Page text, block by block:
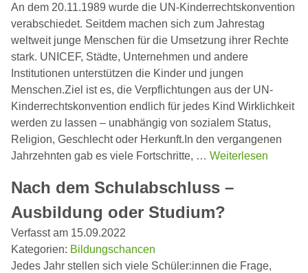
An dem 20.11.1989 wurde die UN-Kinderrechtskonvention
verabschiedet. Seitdem machen sich zum Jahrestag
weltweit junge Menschen für die Umsetzung ihrer Rechte
stark. UNICEF, Städte, Unternehmen und andere
Institutionen unterstützen die Kinder und jungen
Menschen.Ziel ist es, die Verpflichtungen aus der UN-
Kinderrechtskonvention endlich für jedes Kind Wirklichkeit
werden zu lassen – unabhängig von sozialem Status,
Religion, Geschlecht oder Herkunft.In den vergangenen
Jahrzehnten gab es viele Fortschritte, … Weiterlesen
Nach dem Schulabschluss –
Ausbildung oder Studium?
Verfasst am 15.09.2022
Kategorien: Bildungschancen
Jedes Jahr stellen sich viele Schüler:innen die Frage,